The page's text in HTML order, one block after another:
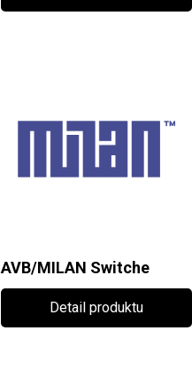
AVB/MILAN Switche
Detail produktu